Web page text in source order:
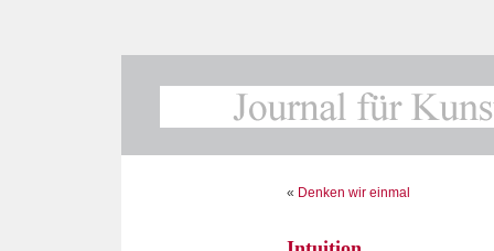
« Denken wir einmal